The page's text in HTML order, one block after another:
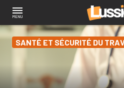
Aller
contenu
principal
SANTÉ ET SÉCURITÉ DU